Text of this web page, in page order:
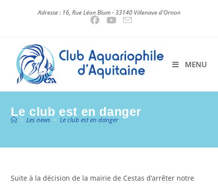
Adresse : 16, Rue Léon Blum - 33140 Villenave d'Ornon
MENU
Le club est en danger
> Les news > Le club est en danger
Suite à la décision de la mairie de Cestas d’arrêter notre